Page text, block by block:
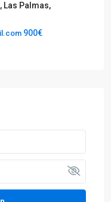
Las Palmas,
900€